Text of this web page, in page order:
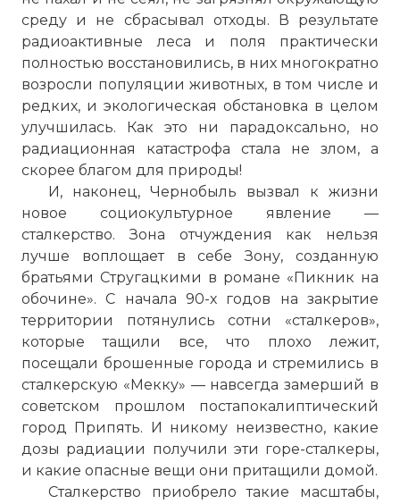
среду и не сбрасывал отходы. В результате
радиоактивные леса и поля практически
полностью восстановились, в них многократно
возросли популяции животных, в том числе и
редких, и экологическая обстановка в целом
улучшилась. Как это ни парадоксально, но
радиационная катастрофа стала не злом, а
скорее благом для природы!
И, наконец, Чернобыль вызвал к жизни
новое социокультурное явление —
сталкерство. Зона отчуждения как нельзя
лучше воплощает в себе Зону, созданную
братьями Стругацкими в романе «Пикник на
обочине». С начала 90-х годов на закрытие
территории потянулись сотни «сталкеров»,
которые тащили все, что плохо лежит,
посещали брошенные города и стремились в
сталкерскую «Мекку» — навсегда замерший в
советском прошлом постапокалиптический
город Припять. И никому неизвестно, какие
дозы радиации получили эти горе-сталкеры,
и какие опасные вещи они притащили домой.
Сталкерство приобрело такие масштабы,
Вернуться в статью: Авария на
Чернобыльской АЭС